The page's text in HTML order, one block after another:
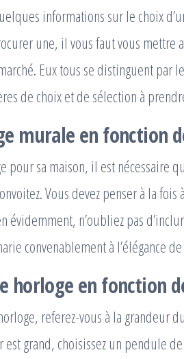
informations sur le choix
une, il vous faut vous mettre
Eux tous se distinguent par
de choix et de sélection à
murale en fonction
pour sa maison, il est nécessaire
Vous devez penser à la
n’oubliez pas
convenablement à l’élégance
horloge en fonction
referez-vous à la grandeur
grand, choisissez un pendule